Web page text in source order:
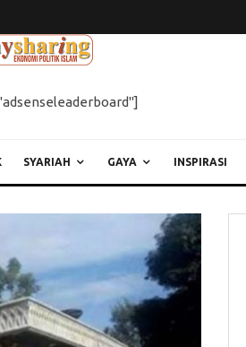
SYARIAH GAYA INSPIRASI